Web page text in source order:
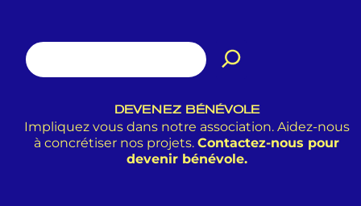
DEVENEZ BÉNÉVOLE
Impliquez vous dans notre association. Aidez-nous
à concrétiser nos projets. Contactez-nous pour
devenir bénévole.